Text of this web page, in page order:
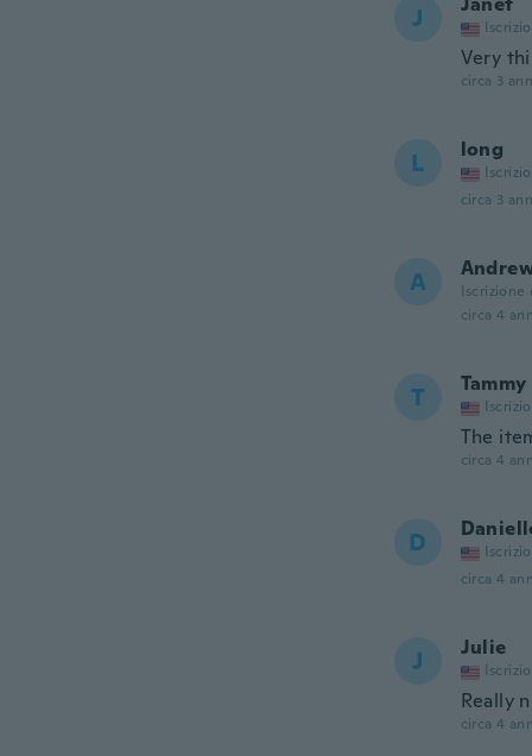
J
Very
circa 3
L long
circa 3
A
Iscrizione
circa 4
T Tammy
The
circa 4
D
circa 4
J Julie
Really
circa 4